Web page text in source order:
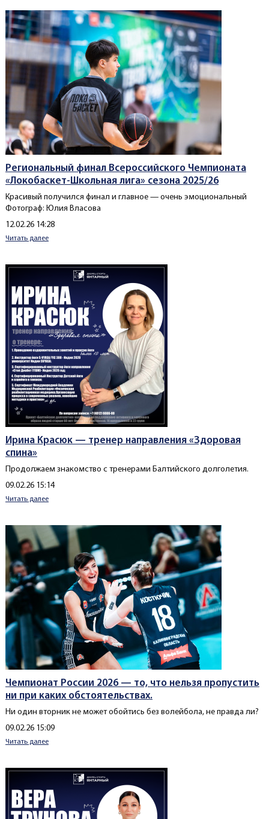
Региональный финал Всероссийского Чемпионата
«Локобаскет-Школьная лига» сезона 2025/26
Красивый получился финал и главное — очень эмоциональный
Фотограф: Юлия Власова
Создано
12.02.26 14:28
Читать далее
Ирина Красюк — тренер направления «Здоровая
спина»
Продолжаем знакомство с тренерами Балтийского долголетия.
Создано
09.02.26 15:14
Читать далее
Чемпионат России 2026 — то, что нельзя пропустить
ни при каких обстоятельствах.
Ни один вторник не может обойтись без волейбола, не правда ли?
Создано
09.02.26 15:09
Читать далее